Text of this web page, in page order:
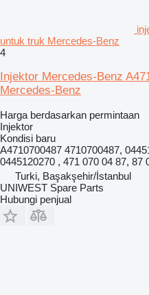
untuk truk Mercedes-Benz
4
Injektor Mercedes-Benz
Mercedes-Benz
Harga berdasarkan permintaan
Injektor
Kondisi baru
A4710700487 4710700487,
0445120270 , 471 070 04 87, 87
Turki, Başakşehir/İstanbul
UNIWEST Spare Parts
Hubungi penjual